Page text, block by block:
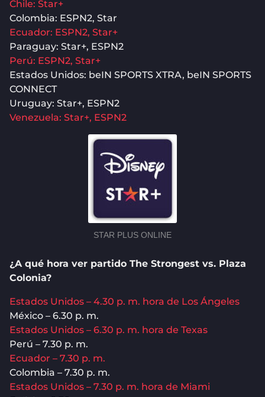
Chile: Star+
Colombia: ESPN2, Star
Ecuador: ESPN2, Star+
Paraguay: Star+, ESPN2
Perú: ESPN2, Star+
Estados Unidos: beIN SPORTS XTRA, beIN SPORTS
CONNECT
Uruguay: Star+, ESPN2
Venezuela: Star+, ESPN2
STAR PLUS ONLINE
¿A qué hora ver partido The Strongest vs. Plaza
Colonia?
Estados Unidos – 4.30 p. m. hora de Los Ángeles
México – 6.30 p. m.
Estados Unidos – 6.30 p. m. hora de Texas
Perú – 7.30 p. m.
Ecuador – 7.30 p. m.
Colombia – 7.30 p. m.
Estados Unidos – 7.30 p. m. hora de Miami